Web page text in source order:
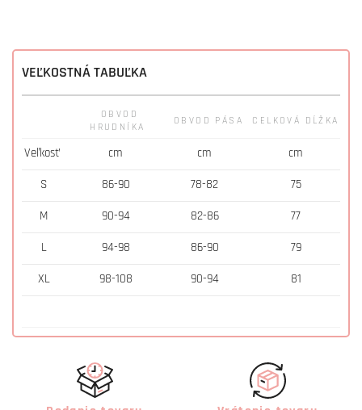
VEĽKOSTNÁ TABUĽKA
OBVOD
HRUDNÍKA
OBVOD PÁSA CELKOVÁ DĹŽKA
Veľkosť cm cm cm
S 86-90 78-82 75
M 90-94 82-86 77
L 94-98 86-90 79
XL 98-108 90-94 81